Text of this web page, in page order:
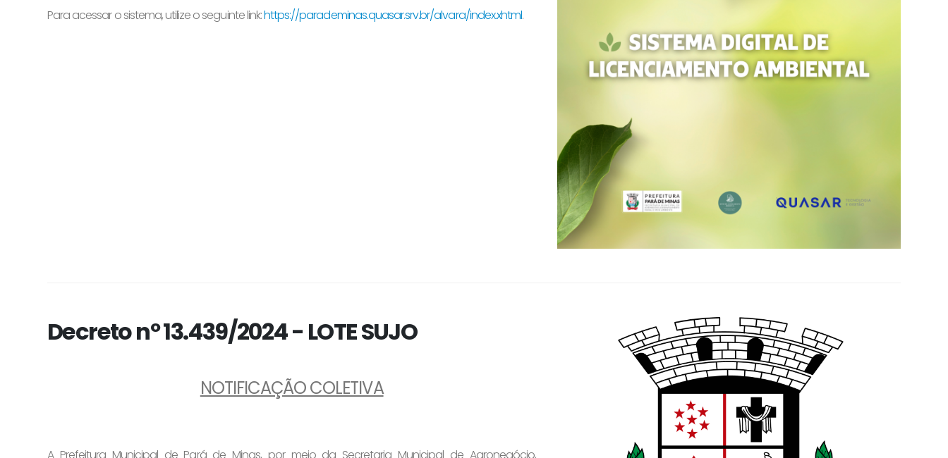
Para acessar o sistema, utilize o seguintelink:https://parademinas.quasar.srv.br/alvara/index.xhtml.
Decreto nº 13.439/2024 - LOTE SUJO
NOTIFICAÇÃO COLETIVA
A Prefeitura Municipal de Pará de Minas, por meio da Secretaria Municipal de Agronegócio,